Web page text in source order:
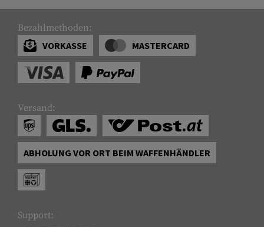
Bezahlmethoden:
VORKASSE
MASTERCARD
Versand:
ABHOLUNG VOR ORT BEIM WAFFENHÄNDLER
Support: